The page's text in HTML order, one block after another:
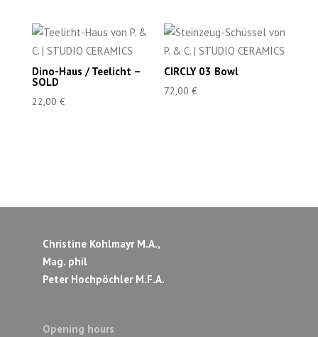
Dino-Haus / Teelicht –
SOLD
22,00 €
CIRCLY 03 Bowl
72,00€
Christine Kohlmayr M.A.,
Mag. phil
Peter Hochpöchler M.F.A.
Opening hours